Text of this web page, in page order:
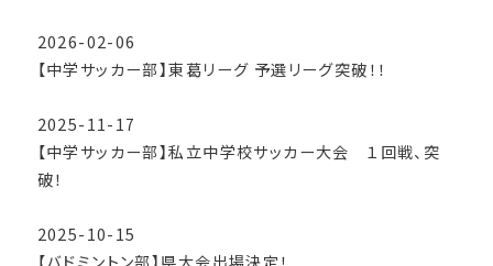
2026-02-06
【中学サッカー部】東葛リーグ 予選リーグ突破！！
2025-11-17
【中学サッカー部】私立中学校サッカー大会 １回戦、突
破！
2025-10-15